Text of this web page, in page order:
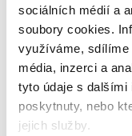
sociálních médií a
soubory cookies.
využíváme, sdílíme
média, inzerci a
tyto údaje s dalšími
poskytnuty, nebo
jejich služby.
Zdeněk Miler
V mládí musel kvůli
nastoupit jako
osvobození dokončil
Praze vedl Jiří Trnka.
dostal zakázku na film